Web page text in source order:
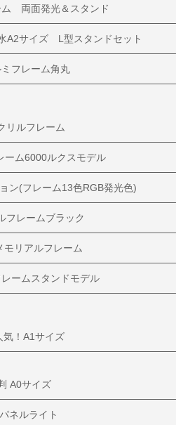
ム 両面発光＆スタンド
A2サイズ L型スタンドセット
フレーム角丸
リルフレーム
ーム6000ルクスモデル
ン(フレーム13色RGB発光色)
フレームブラック
モリアルフレーム
ームスタンドモデル
気！A1サイズ
A0サイズ
ネルライト